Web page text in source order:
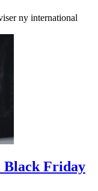
ny international
Black Friday